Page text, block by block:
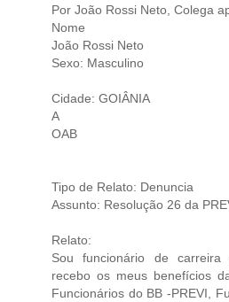
Por João Rossi Neto, Colega
Nome
João Rossi Neto
Sexo: Masculino
Cidade: GOIÂNIA
A
OAB
Tipo de Relato: Denuncia
Assunto: Resolução 26 da
Relato:
Sou funcionário de carreira
recebo os meus benefícios
Funcionários do BB -PREVI,